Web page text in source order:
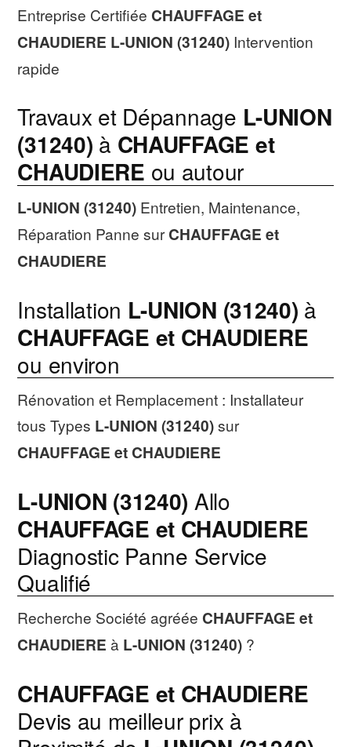
Entreprise Certifiée CHAUFFAGE et
CHAUDIERE L-UNION (31240) Intervention
rapide
Travaux et Dépannage L-UNION
(31240) à CHAUFFAGE et
CHAUDIERE ou autour
L-UNION (31240) Entretien, Maintenance,
Réparation Panne surCHAUFFAGE et
CHAUDIERE
Installation L-UNION (31240) à
CHAUFFAGE et CHAUDIERE
ou environ
Rénovation et Remplacement : Installateur
tous Types L-UNION (31240)sur
CHAUFFAGE et CHAUDIERE
L-UNION (31240) Allo
CHAUFFAGE et CHAUDIERE
Diagnostic Panne Service
Qualifié
Recherche Société agréée CHAUFFAGE et
CHAUDIERE à L-UNION (31240) ?
CHAUFFAGE et CHAUDIERE
Devis au meilleur prix à